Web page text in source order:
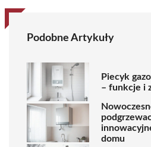
Podobne Artykuły
Piecyk
– funkcje i
domu